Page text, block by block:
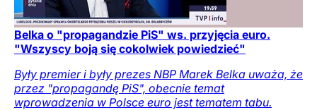
Belka o "propagandzie PiS" ws. przyjęcia euro.
"Wszyscy boją się cokolwiek powiedzieć"
Były premier i były prezes NBP Marek Belka uważa, że
przez "propagandę PiS", obecnie temat
wprowadzenia w Polsce euro jest tematem tabu.